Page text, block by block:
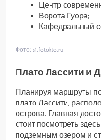
Центр
Ворота Гуора;
Кафедральный
Фото: s1.fotokto.ru
Плато Лассити и
Планируя маршруты
плато Лассити,
острова. Главная
стоит посмотреть
подземным озером и